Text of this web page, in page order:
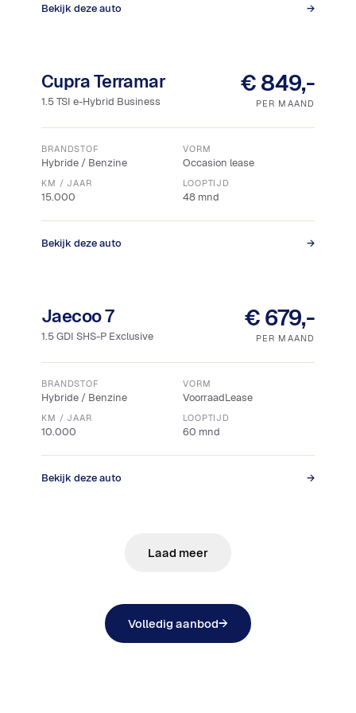
Bekijk deze auto →
Cupra Terramar
1.5 TSI e-Hybrid Business
€ 849,-
PER MAAND
BRANDSTOF
Hybride / Benzine
VORM
Occasion lease
KM / JAAR
15.000
LOOPTIJD
48 mnd
Bekijk deze auto →
Jaecoo 7
1.5 GDI SHS-P Exclusive
€ 679,-
PER MAAND
BRANDSTOF
Hybride / Benzine
VORM
VoorraadLease
KM / JAAR
10.000
LOOPTIJD
60 mnd
Bekijk deze auto →
Laad meer
Volledig aanbod→